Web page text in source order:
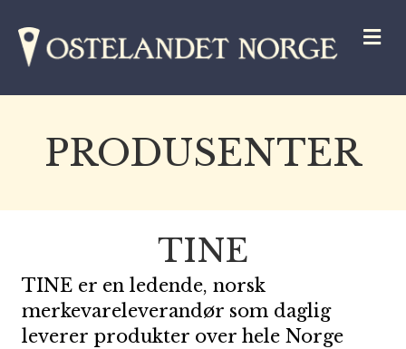
PRODUSENTER
TINE
TINE er en ledende, norsk
merkevareleverandør som daglig
leverer produkter over hele Norge